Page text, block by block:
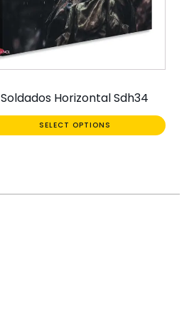
Soldados Horizontal Sdh34
SELECT OPTIONS